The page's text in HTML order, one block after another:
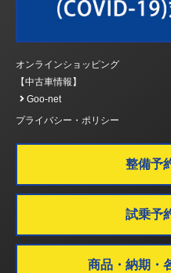
オンラインショッピング
【中古車情報】
Goo-net
プライバシー・ポリシー
整備予
試乗予
商品・納期・